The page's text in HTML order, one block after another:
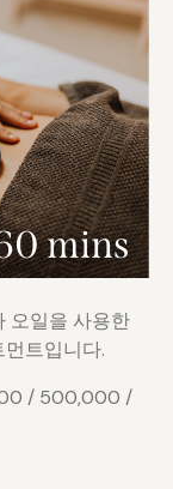
mins
오일을 사용한
트입니다.
/ 500,000 /